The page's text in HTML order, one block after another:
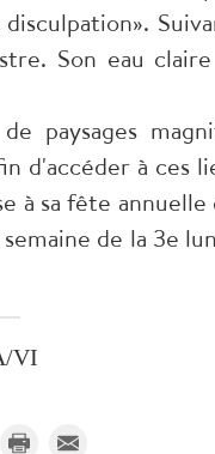
Son eau
paysages
d'accéder à ces
à sa fête
de la 3e
VI